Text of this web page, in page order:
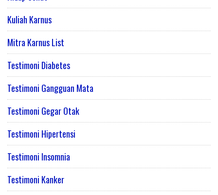
Kuliah Karnus
Mitra Karnus List
Testimoni Diabetes
Testimoni Gangguan Mata
Testimoni Gegar Otak
Testimoni Hipertensi
Testimoni Insomnia
Testimoni Kanker